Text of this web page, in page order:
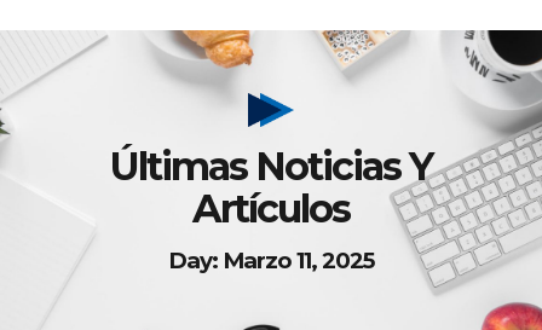
Últimas Noticias Y
Artículos
Day: Marzo 11, 2025